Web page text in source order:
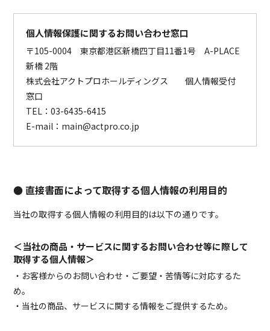
個人情報保護に関するお問い合わせ窓口
〒105-0004 東京都港区新橋四丁目11番1号 A-PLACE
新橋 2階
株式会社アクトプロホールディングス 個人情報受付
窓口
TEL：03-6435-6415
E-mail：main@actpro.co.jp
● 直接書面によって取得する個人情報の利用目的
当社の取得する個人情報の利用目的は以下の通りです。
＜当社の商品・サービスに関するお問い合わせ等に際して
取得する個人情報＞
・お客様からのお問い合わせ・ご要望・苦情等に対応するた
め。
・当社の商品、サービスに関する情報をご提供するため。